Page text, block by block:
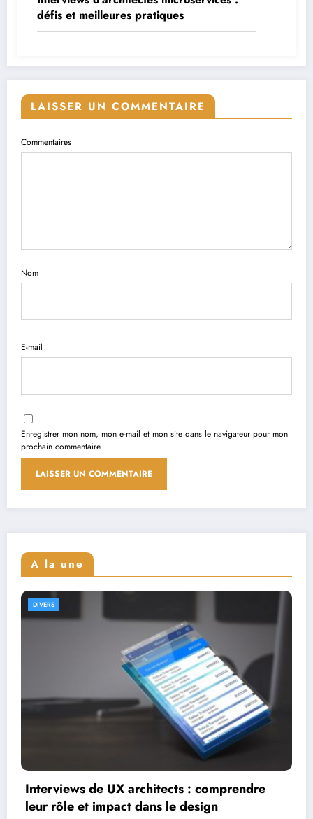
défis et meilleures pratiques
LAISSER UN COMMENTAIRE
Commentaires
Nom
E-mail
Enregistrer mon nom, mon e-mail et mon site dans le navigateur pour mon
prochain commentaire.
A la une
DIVERS
Interviews de full stack designers : aperçu de